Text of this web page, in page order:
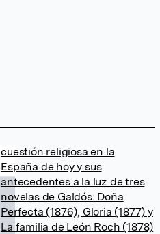
cuestión religiosa en la
España de hoy y sus
antecedentes a la luz de tres
novelas de Galdós: Doña
Perfecta (1876), Gloria (1877) y
La familia de León Roch (1878)